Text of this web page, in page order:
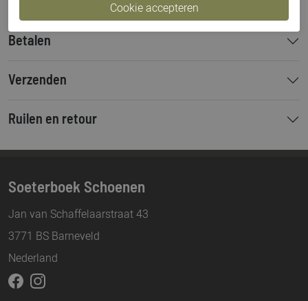
Betalen
Verzenden
Ruilen en retour
Soeterboek Schoenen
Jan van Schaffelaarstraat 43
3771 BS Barneveld
Nederland